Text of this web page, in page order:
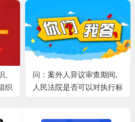
织
问：案外人异议审查期间,
人民法院是否可以对执行标